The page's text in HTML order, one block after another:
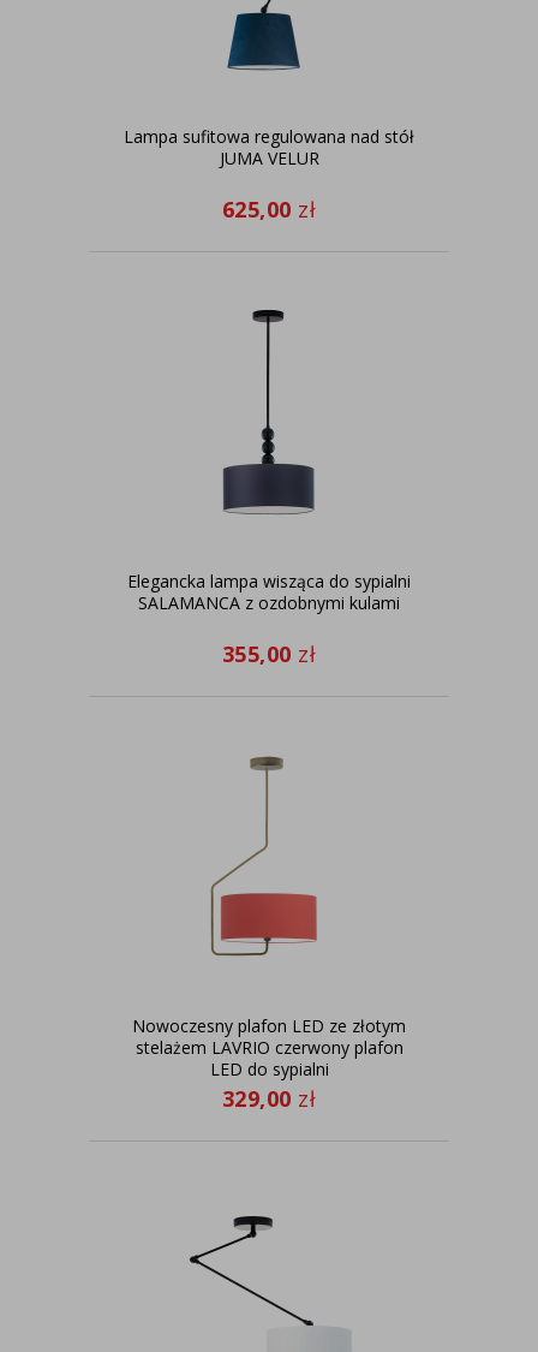
Lampa sufitowa regulowana nad stół
JUMA VELUR
625,00 zł
Elegancka lampa wisząca do sypialni
SALAMANCA z ozdobnymi kulami
355,00 zł
Nowoczesny plafon LED ze złotym
stelażem LAVRIO czerwony plafon
LED do sypialni
329,00 zł